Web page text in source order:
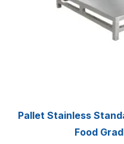
Pallet Stainless
Food